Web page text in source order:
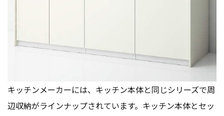
キッチンメーカーには、キッチン本体と同じシリーズで周
辺収納がラインナップされています。キッチン本体とセッ